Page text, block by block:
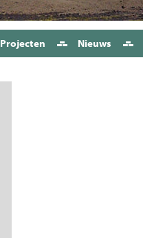
Projecten Nieuws